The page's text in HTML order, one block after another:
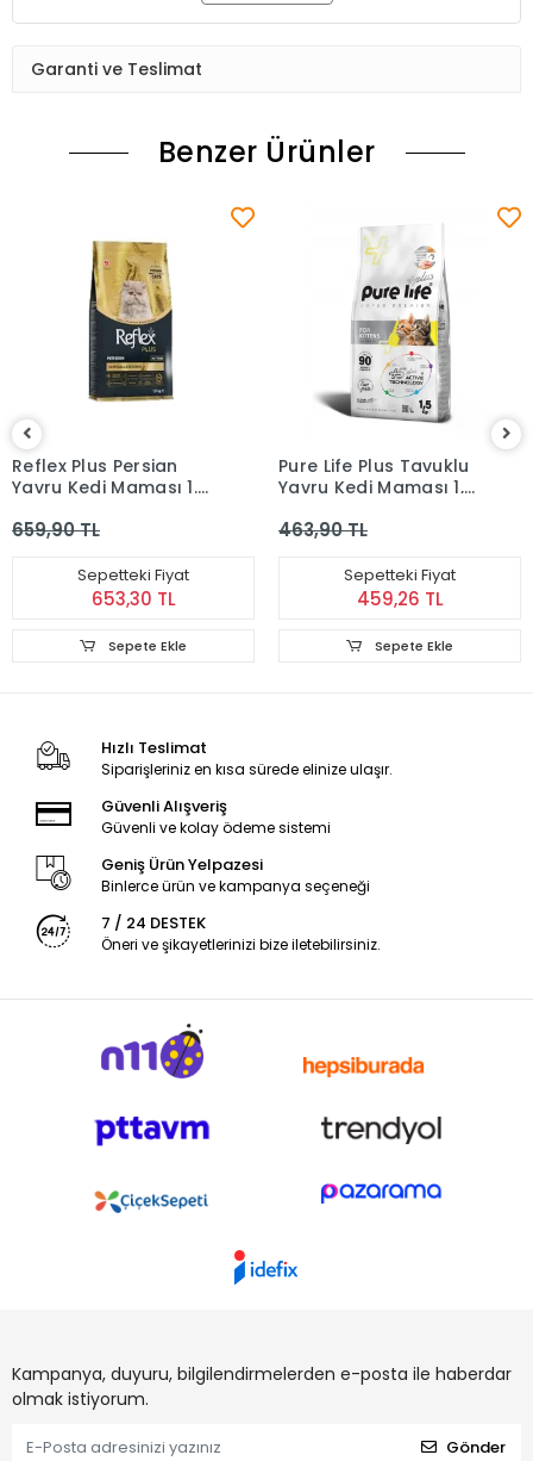
Garanti ve Teslimat
Benzer Ürünler
Reflex Plus Persian
Yavru Kedi Maması 1.5
659,90 TL
Sepetteki Fiyat
653,30 TL
Sepete Ekle
Pure Life Plus Tavuklu
Yavru Kedi Maması 1,5
463,90 TL
Sepetteki Fiyat
459,26 TL
Sepete Ekle
Hızlı Teslimat
Siparişleriniz en kısa sürede elinize ulaşır.
Güvenli Alışveriş
Güvenli ve kolay ödeme sistemi
Geniş Ürün Yelpazesi
Binlerce ürün ve kampanya seçeneği
7 / 24 DESTEK
Öneri ve şikayetlerinizi bize iletebilirsiniz.
Kampanya, duyuru, bilgilendirmelerden e-posta ile haberdar
olmak istiyorum.
Gönder